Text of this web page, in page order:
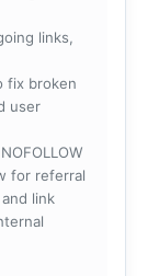
links,
fix broken
user
for referral
link